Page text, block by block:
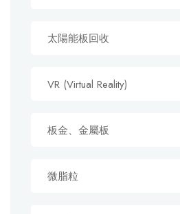
太陽能板回收
VR (Virtual Reality)
板金、金屬板
微脂粒